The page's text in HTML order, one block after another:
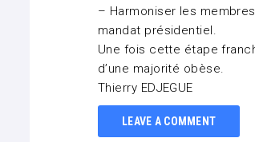
– Harmoniser les
mandat présidentiel.
Une fois cette étape
d’une majorité obèse.
Thierry EDJEGUE
LEAVE A COMMENT